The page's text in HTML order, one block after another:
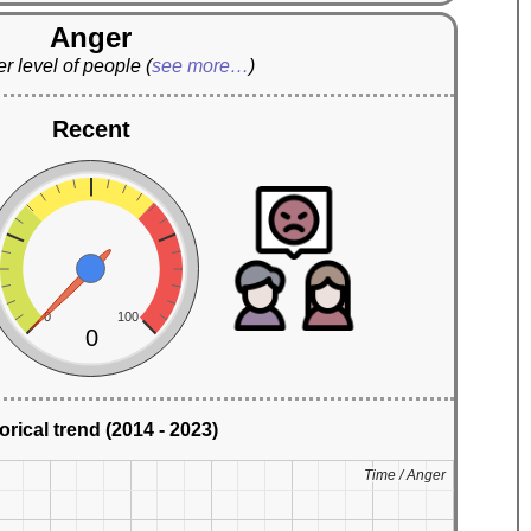
Anger
level of people(see more…)
Recent
0 100
0
trend (2014 - 2023)
Time / Anger
Time / Anger